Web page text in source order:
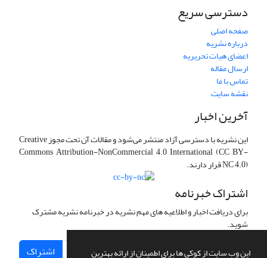
این وب سایت از کوکی ها برای اطمینان از ارائه بهترین
دسترسی سریع
صفحه اصلی
درباره نشریه
اعضای هیات تحریریه
ارسال مقاله
تماس با ما
نقشه سایت
آخرین اخبار
این نشریه با دسترسی آزاد منتشر می‌شود و مقالات آن تحت مجوز Creative
Commons Attribution-NonCommercial 4.0 International (CC BY-
NC 4.0) قرار دارند.
اشتراک خبرنامه
برای دریافت اخبار و اطلاعیه های مهم نشریه در خبرنامه نشریه مشترک
شوید.
اشتراک